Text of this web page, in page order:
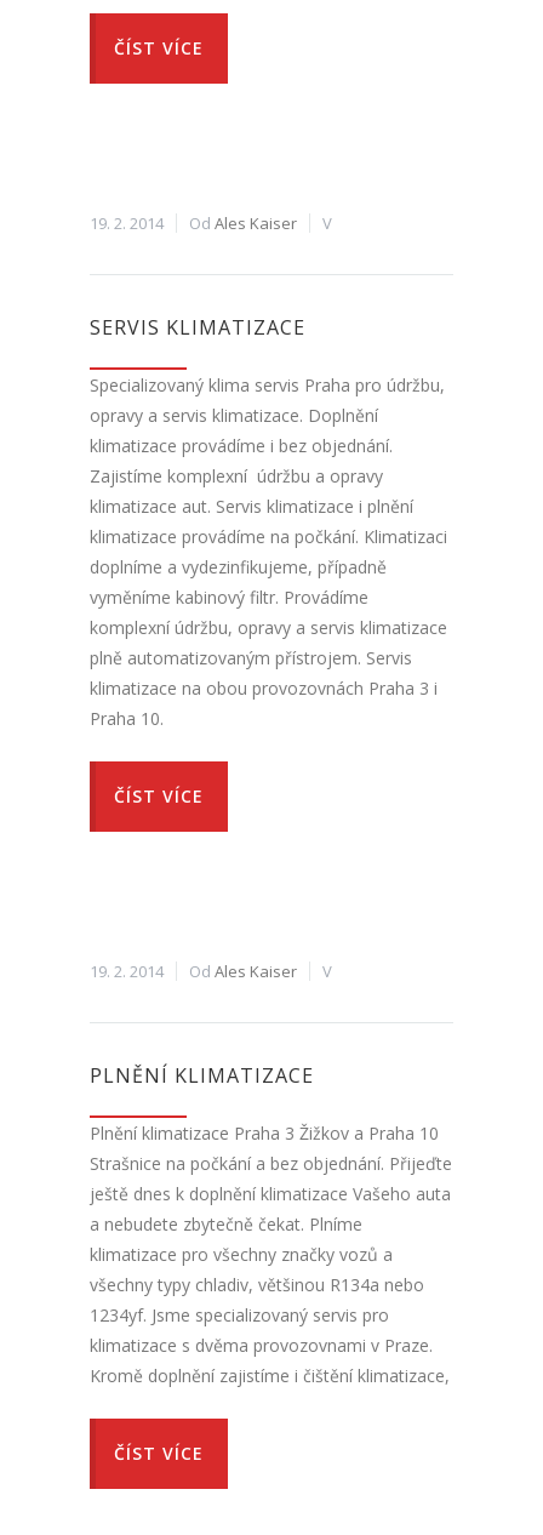
ČÍST VÍCE
19. 2. 2014 Od Ales Kaiser V
SERVIS KLIMATIZACE
Specializovaný klima servis Praha pro údržbu,
opravy a servis klimatizace. Doplnění
klimatizace provádíme i bez objednání.
Zajistíme komplexní údržbu a opravy
klimatizace aut. Servis klimatizace i plnění
klimatizace provádíme na počkání. Klimatizaci
doplníme a vydezinfikujeme, případně
vyměníme kabinový filtr. Provádíme
komplexní údržbu, opravy a servis klimatizace
plně automatizovaným přístrojem. Servis
klimatizace na obou provozovnách Praha 3 i
Praha 10.
ČÍST VÍCE
19. 2. 2014 Od Ales Kaiser V
PLNĚNÍ KLIMATIZACE
Plnění klimatizace Praha 3 Žižkov a Praha 10
Strašnice na počkání a bez objednání. Přijeďte
ještě dnes k doplnění klimatizace Vašeho auta
a nebudete zbytečně čekat. Plníme
klimatizace pro všechny značky vozů a
všechny typy chladiv, většinou R134a nebo
1234yf. Jsme specializovaný servis pro
klimatizace s dvěma provozovnami v Praze.
Kromě doplnění zajistíme i čištění klimatizace,
ČÍST VÍCE